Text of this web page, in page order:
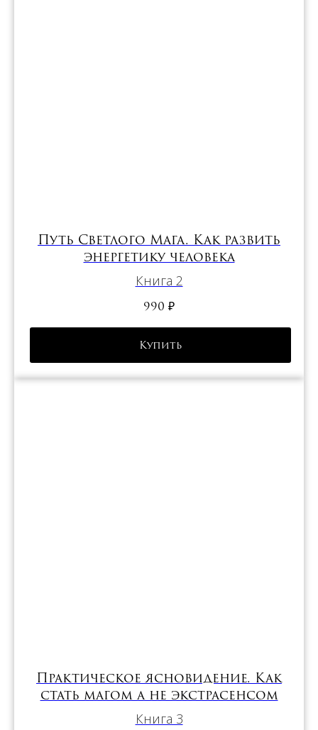
Путь Светлого Мага. Как развить
энергетику человека
Книга 2
990 ₽
Купить
Практическое ясновидение. Как
стать магом а не экстрасенсом
Книга 3